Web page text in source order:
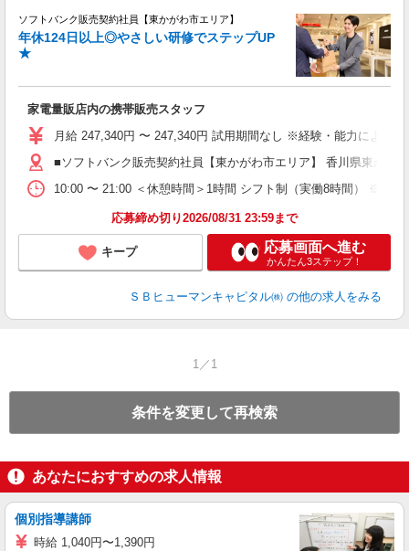
ソフトバンク販売契約社員【東かがわ市エリア】
年休124日以上◎やさしい研修でステップUP
★
家電量販店内の携帯販売スタッフ
月給 247,340円 〜 247,340円 試用期間なし ※経験・能力による
■ソフトバンク販売契約社員【東かがわ市エリア】 香川県東かが
10:00 〜 21:00 ＜休憩時間＞1時間 シフト制（実働8時間） ※営
応募締め切り2026/08/31 23:59まで
キープ 応募画面へ進む
かんたん3ステップ！
ＳＢヒューマンキャピタル㈱ の他の求人をみる
1／1
条件を変更して再検索
あなたにおすすめの求人情報
個別指導講師
時給 1,040円〜1,390円